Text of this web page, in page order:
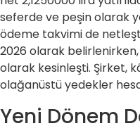
seferde ve peşin olarak
ödeme takvimi de
2026 olarak
olarak kesinleşti. Şirket,
olağanüstü yedekler
Yeni Dönem